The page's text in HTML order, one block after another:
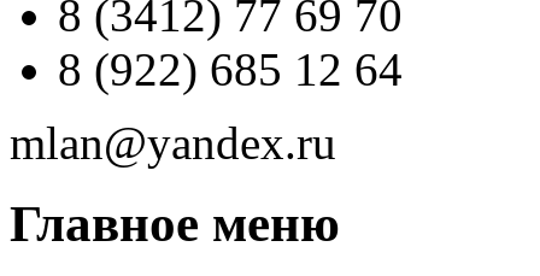
8 (3412) 77 69 70
8 (922) 685 12 64
mlan@yandex.ru
Главное меню